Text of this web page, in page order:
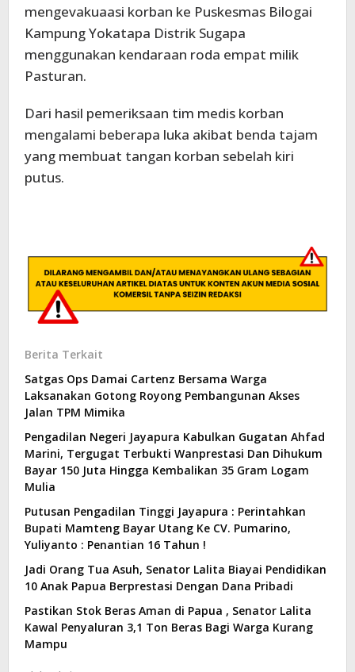
mengevakuaasi korban ke Puskesmas Bilogai
Kampung Yokatapa Distrik Sugapa
menggunakan kendaraan roda empat milik
Pasturan.
Dari hasil pemeriksaan tim medis korban
mengalami beberapa luka akibat benda tajam
yang membuat tangan korban sebelah kiri
putus.
Berita Terkait
Satgas Ops Damai Cartenz Bersama Warga
Laksanakan Gotong Royong Pembangunan Akses
Jalan TPM Mimika
Pengadilan Negeri Jayapura Kabulkan Gugatan Ahfad
Marini, Tergugat Terbukti Wanprestasi Dan Dihukum
Bayar 150 Juta Hingga Kembalikan 35 Gram Logam
Mulia
Putusan Pengadilan Tinggi Jayapura : Perintahkan
Bupati Mamteng Bayar Utang Ke CV. Pumarino,
Yuliyanto : Penantian 16 Tahun !
Jadi Orang Tua Asuh, Senator Lalita Biayai Pendidikan
10 Anak Papua Berprestasi Dengan Dana Pribadi
Pastikan Stok Beras Aman di Papua , Senator Lalita
Kawal Penyaluran 3,1 Ton Beras Bagi Warga Kurang
Mampu